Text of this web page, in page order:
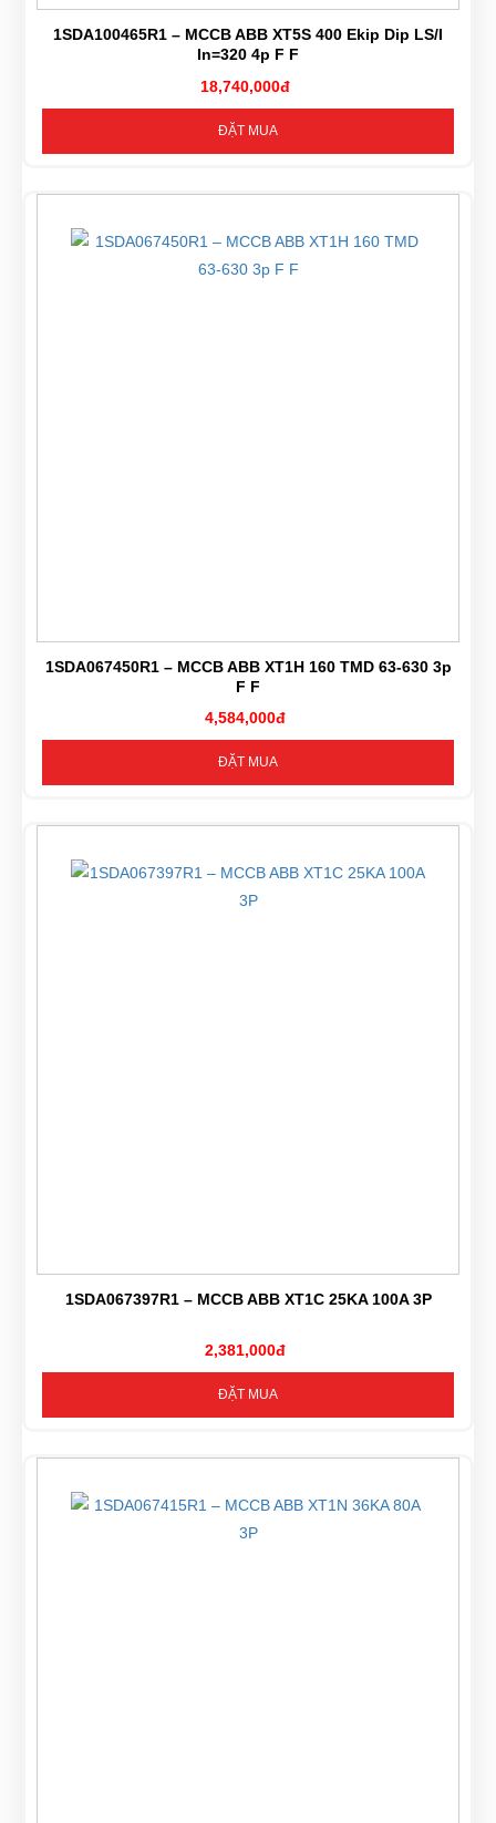
1SDA100465R1 – MCCB ABB XT5S 400 Ekip Dip LS/I
In=320 4p F F
18,740,000đ
ĐẶT MUA
1SDA067450R1 – MCCB ABB XT1H 160 TMD 63-630 3p
F F
4,584,000đ
ĐẶT MUA
1SDA067397R1 – MCCB ABB XT1C 25KA 100A 3P
2,381,000đ
ĐẶT MUA